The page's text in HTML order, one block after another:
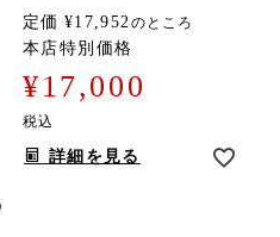
定価 ¥17,952 のところ
本店特別価格
¥17,000
税込
詳細を見る